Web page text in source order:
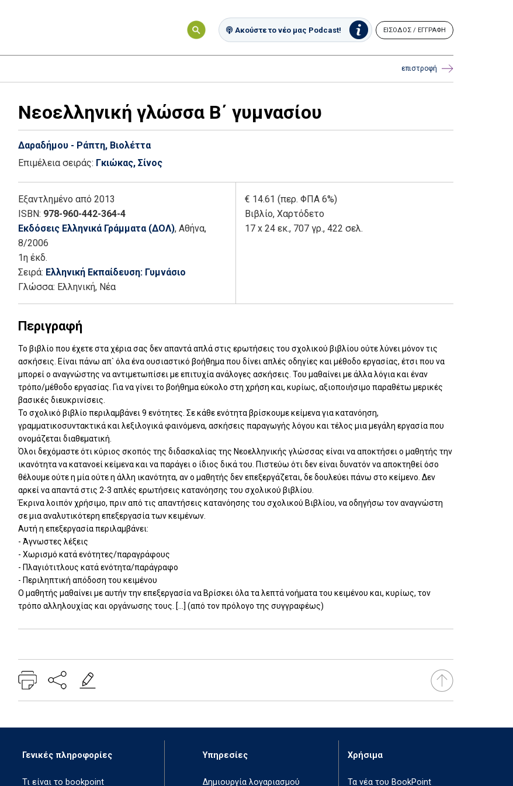
Ακούστε το νέο μας Podcast! ΕΙΣΟΔΟΣ / ΕΓΓΡΑΦΗ
επιστροφή
Νεοελληνική γλώσσα Β΄ γυμνασίου
Δαραδήμου - Ράπτη, Βιολέττα
Επιμέλεια σειράς: Γκιώκας, Σίνος
Εξαντλημένο από 2013
ISBN: 978-960-442-364-4
Εκδόσεις Ελληνικά Γράμματα (ΔΟΛ), Αθήνα,
8/2006
1η έκδ.
Σειρά: Ελληνική Εκπαίδευση: Γυμνάσιο
Γλώσσα: Ελληνική, Νέα
€ 14.61 (περ. ΦΠΑ 6%)
Βιβλίο, Χαρτόδετο
17 x 24 εκ., 707 γρ., 422 σελ.
Περιγραφή
Το βιβλίο που έχετε στα χέρια σας δεν απαντά απλά στις ερωτήσεις του σχολικού βιβλίου ούτε λύνει μόνον τις
ασκήσεις. Είναι πάνω απ` όλα ένα ουσιαστικό βοήθημα που δίνει απλές οδηγίες και μέθοδο εργασίας, έτσι που να
μπορεί ο αναγνώστης να αντιμετωπίσει με επιτυχία ανάλογες ασκήσεις. Του μαθαίνει με άλλα λόγια και έναν
τρόπο/μέθοδο εργασίας. Για να γίνει το βοήθημα εύκολο στη χρήση και, κυρίως, αξιοποιήσιμο παραθέτω μερικές
βασικές διευκρινίσεις.
Το σχολικό βιβλίο περιλαμβάνει 9 ενότητες. Σε κάθε ενότητα βρίσκουμε κείμενα για κατανόηση,
γραμματικοσυντακτικά και λεξιλογικά φαινόμενα, ασκήσεις παραγωγής λόγου και τέλος μια μεγάλη εργασία που
ονομάζεται διαθεματική.
Όλοι δεχόμαστε ότι κύριος σκοπός της διδασκαλίας της Νεοελληνικής γλώσσας είναι να αποκτήσει ο μαθητής την
ικανότητα να κατανοεί κείμενα και να παράγει ο ίδιος δικά του. Πιστεύω ότι δεν είναι δυνατόν να αποκτηθεί όσο
θέλουμε ούτε η μία ούτε η άλλη ικανότητα, αν ο μαθητής δεν επεξεργάζεται, δε δουλεύει πάνω στο κείμενο. Δεν
αρκεί να απαντά στις 2-3 απλές ερωτήσεις κατανόησης του σχολικού βιβλίου.
Έκρινα λοιπόν χρήσιμο, πριν από τις απαντήσεις κατανόησης του σχολικού Βιβλίου, να οδηγήσω τον αναγνώστη
σε μια αναλυτικότερη επεξεργασία των κειμένων.
Αυτή η επεξεργασία περιλαμβάνει:
- Άγνωστες λέξεις
- Χωρισμό κατά ενότητες/παραγράφους
- Πλαγιότιτλους κατά ενότητα/παράγραφο
- Περιληπτική απόδοση του κειμένου
Ο μαθητής μαθαίνει με αυτήν την επεξεργασία να Βρίσκει όλα τα λεπτά νοήματα του κειμένου και, κυρίως, τον
τρόπο αλληλουχίας και οργάνωσης τους. [...] (από τον πρόλογο της συγγραφέως)
Γενικές πληροφορίες
Τι είναι το bookpoint
Υπηρεσίες
Δημιουργία λογαριασμού
Χρήσιμα
Τα νέα του BookPoint